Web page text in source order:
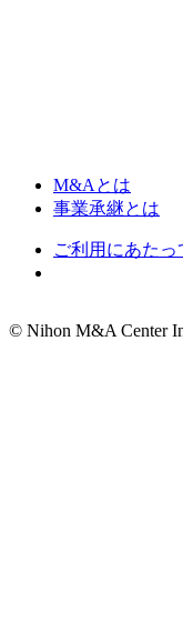
M&Aとは
事業承継とは
ご利用にあた
© Nihon M&A Center